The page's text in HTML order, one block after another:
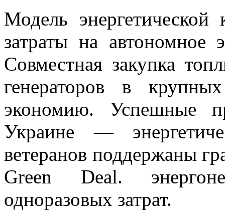
Модель энергетической
затраты на автономное
Совместная закупка
генераторов в
экономию. Успешные
Украине —
ветеранов поддержаны
Green Deal.
одноразовых затрат.